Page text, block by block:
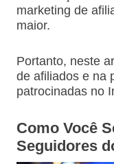
marketing de
maior.
Portanto, neste
de afiliados e na
patrocinadas no
Como Você
Seguidores